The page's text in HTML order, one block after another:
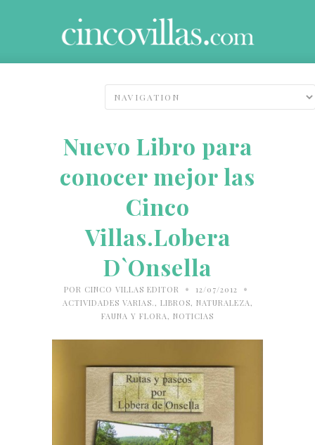
Nuevo Libro para
conocer mejor las
Cinco
Villas.Lobera
D`Onsella
POR CINCO VILLAS EDITOR • 12/07/2012 •
ACTIVIDADES VARIAS. , LIBROS, NATURALEZA,
FAUNA Y FLORA , NOTICIAS